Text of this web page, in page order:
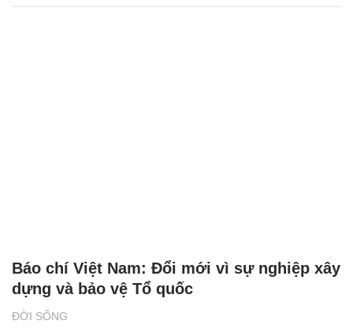
ĐỜI SỐNG
Báo chí Việt Nam: Đổi mới vì sự nghiệp xây
dựng và bảo vệ Tổ quốc